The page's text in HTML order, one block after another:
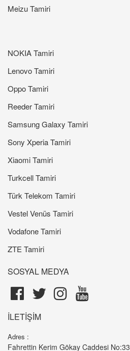
Meizu Tamiri
NOKIA Tamiri
Lenovo Tamiri
Oppo Tamiri
Reeder Tamiri
Samsung Galaxy Tamiri
Sony Xperia Tamiri
Xiaomi Tamiri
Turkcell Tamiri
Türk Telekom Tamiri
Vestel Venüs Tamiri
Vodafone Tamiri
ZTE Tamiri
SOSYAL MEDYA
İLETİŞİM
Adres :
Fahrettin Kerim Gökay Caddesi No:33